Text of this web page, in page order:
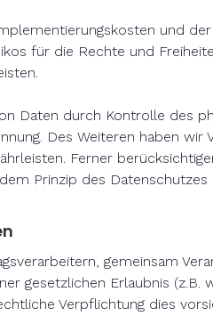
und
für die Rechte und
Daten durch Kontrolle des
Des Weiteren haben wir
Ferner
Prinzip des
gemeinsam
gesetzlichen Erlaubnis (z.B.
Verpflichtung dies